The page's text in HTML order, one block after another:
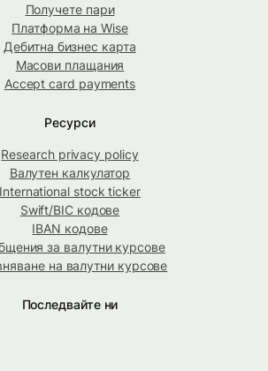
Получете пари
Платформа на Wise
Дебитна бизнес карта
Масови плащания
Accept card payments
Ресурси
Research privacy policy
Валутен калкулатор
International stock ticker
Swift/BIC кодове
IBAN кодове
за валутни курсове
на валутни курсове
Последвайте ни